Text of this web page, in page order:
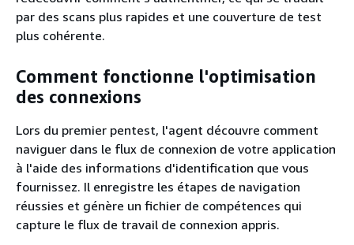
par des scans plus rapides et une couverture de test
plus cohérente.
Comment fonctionne l'optimisation
des connexions
Lors du premier pentest, l'agent découvre comment
naviguer dans le flux de connexion de votre application
à l'aide des informations d'identification que vous
fournissez. Il enregistre les étapes de navigation
réussies et génère un fichier de compétences qui
capture le flux de travail de connexion appris.